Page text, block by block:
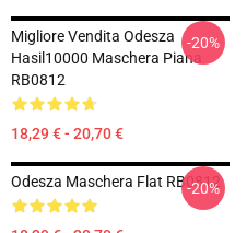
Migliore Vendita Odesza
Hasil10000 Maschera Piana
RB0812
18,29 € - 20,70 €
-20%
Odesza Maschera Flat RB0812
-20%